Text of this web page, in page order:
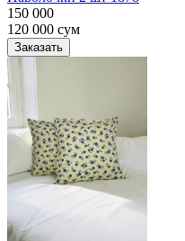
150 000
120 000 сум
Заказать